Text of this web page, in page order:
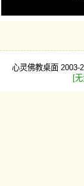
心灵佛教桌面 2003-
[